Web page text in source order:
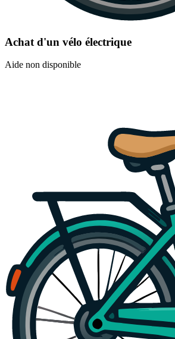
Achat d'un vélo électrique
Aide non disponible